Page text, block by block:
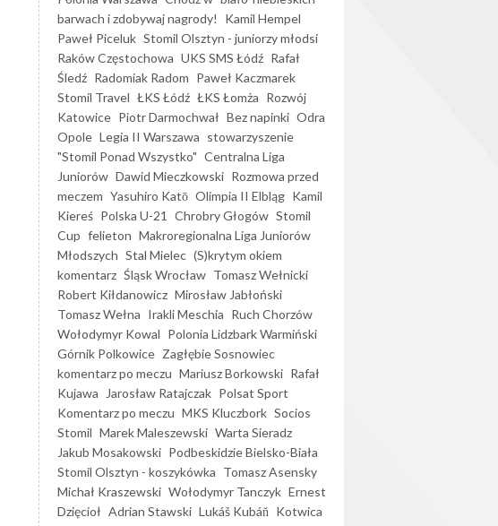
barwach i zdobywaj nagrody!
Kamil Hempel
Paweł Piceluk Stomil Olsztyn - juniorzy młodsi
Raków Częstochowa UKS SMS Łódź Rafał
Śledź Radomiak Radom Paweł Kaczmarek
Stomil Travel ŁKS Łódź ŁKS Łomża Rozwój
Katowice Piotr Darmochwał Bez napinki Odra
Opole Legia II Warszawa stowarzyszenie
"Stomil Ponad Wszystko" Centralna Liga
Juniorów Dawid Mieczkowski Rozmowa przed
meczem Yasuhiro Katō Olimpia II Elbląg Kamil
Kiereś Polska U-21 Chrobry Głogów Stomil
Cup felieton Makroregionalna Liga Juniorów
Młodszych Stal Mielec (S)krytym okiem
komentarz Śląsk Wrocław Tomasz Wełnicki
Robert Kiłdanowicz Mirosław Jabłoński
Tomasz Wełna Irakli Meschia Ruch Chorzów
Wołodymyr Kowal Polonia Lidzbark Warmiński
Górnik Polkowice Zagłębie Sosnowiec
komentarz po meczu Mariusz Borkowski Rafał
Kujawa
Jarosław Ratajczak Polsat Sport
Komentarz po meczu MKS Kluczbork Socios
Stomil Marek Maleszewski Warta Sieradz
Jakub Mosakowski Podbeskidzie Bielsko-Biała
Stomil Olsztyn - koszykówka Tomasz Asensky
Michał Kraszewski Wołodymyr Tanczyk Ernest
Dzięcioł Adrian Stawski Lukáš Kubáň Kotwica